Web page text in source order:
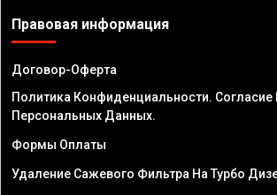
Правовая информация
Договор-Оферта
Политика Конфиденциальности. Согласие
Персональных Данных.
Формы Оплаты
Удаление Сажевого Фильтра На Турбо